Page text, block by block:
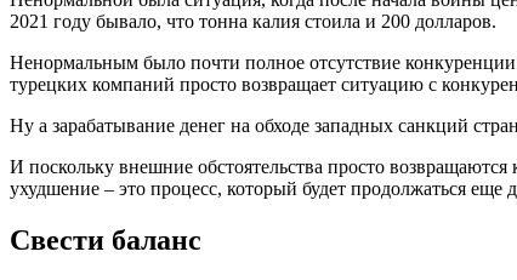
2021 году бывало, что тонна калия стоила и 200 долларов.
Ненормальным было почти полное отсутствие
турецких компаний просто возвращает ситуацию с
Ну а зарабатывание денег на обходе западных санкций
И поскольку внешние обстоятельства просто
ухудшение – это процесс, который будет продолжаться еще
Свести баланс